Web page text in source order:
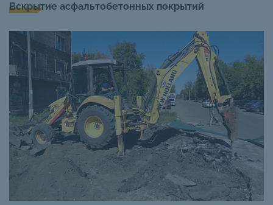
Вскрытие асфальтобетонных покрытий